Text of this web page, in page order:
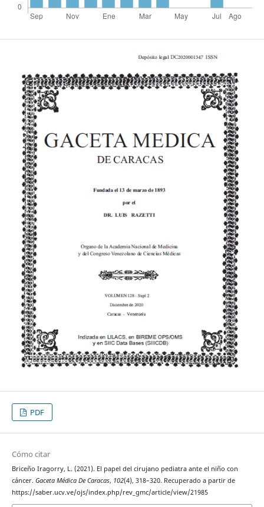
PDF
Cómo citar
Briceño Iragorry, L. (2021). El papel del cirujano pediatra ante el niño con
cáncer. Gaceta Médica De Caracas, 102(4), 318–320. Recuperado a partir de
https://saber.ucv.ve/ojs/index.php/rev_gmc/article/view/21985